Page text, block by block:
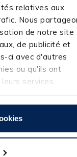
relatives aux
Nous
de notre site
de publicité et
ci avec d'autres
ou qu'ils ont
services.
Réponse de
pacificpeche.com
Bonjour,
Merci beaucoup
pour votre
positif ! Nous
sommes ravis
d'apprendre
N’hésitez pas à
si vous avez